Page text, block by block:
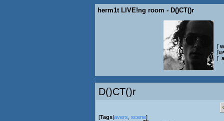
herm1t LIVE!ng room - D()CT()r
[
[
[
D()CT()r
[Tags avers scene]